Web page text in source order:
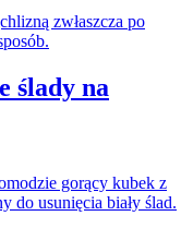
zwłaszcza po
ślady na
gorący kubek z
do usunięcia biały ślad.